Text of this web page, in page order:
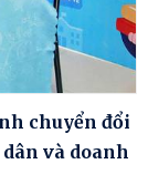
chuyển đổi
và doanh